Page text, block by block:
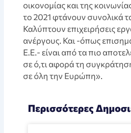
οικονομίας και της
το 2021 φτάνουν συνολικά
Καλύπτουν επιχειρήσεις
ανέργους. Και -όπως
Ε.Ε.- είναι από τα πιο
σε ό,τι αφορά τη
σε όλη την Ευρώπη».
Περισσότερες